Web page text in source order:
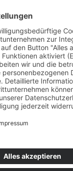
Dialog,
FC St.
erste weltweite
mit
wichtig. Die
und